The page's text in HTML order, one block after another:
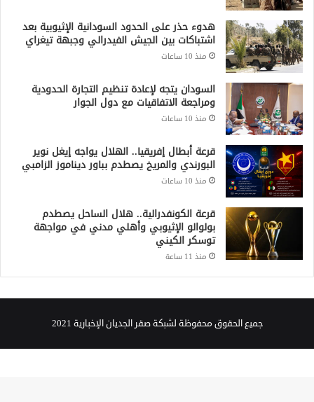
هدوء حذر على الحدود السودانية الإثيوبية بعد
اشتباكات بين الجيش الفيدرالي وجبهة تيغراي
منذ 10 ساعات
السودان يتجه لإعادة تنظيم التجارة الحدودية
ومراجعة الاتفاقيات مع دول الجوار
منذ 10 ساعات
قرعة أبطال إفريقيا.. الهلال يواجه إيغل نوير
البورندي والمريخ يصطدم بباور ديناموز الزامبي
منذ 10 ساعات
قرعة الكونفدرالية.. هلال الساحل يصطدم
بولوالو الإثيوبي وأهلي مدني في مواجهة
توسكر الكيني
منذ 11 ساعة
جميع الحقوق محفوظة لشبكة صقر الجديان الإخبارية 2021